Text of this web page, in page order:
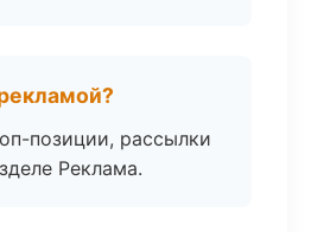
позиции, рассылки
Реклама.